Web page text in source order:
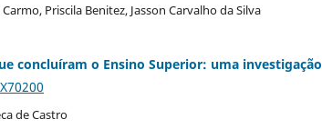
Priscila Benitez, Jasson Carvalho da Silva
concluíram o Ensino Superior: uma
de Castro